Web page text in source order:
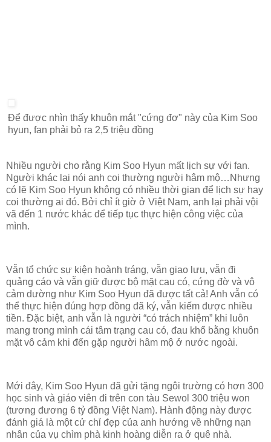
Để được nhìn thấy khuôn mắt "cứng đơ" này của Kim Soo
hyun, fan phải bỏ ra 2,5 triệu đồng
Nhiều người cho rằng Kim Soo Hyun mất lịch sự với fan.
Người khác lại nói anh coi thường người hâm mộ…Nhưng
có lẽ Kim Soo Hyun không có nhiều thời gian để lịch sự hay
coi thường ai đó. Bởi chỉ ít giờ ở Việt Nam, anh lại phải vội
vã đến 1 nước khác để tiếp tục thực hiện công việc của
mình.
Vẫn tổ chức sự kiện hoành tráng, vẫn giao lưu, vẫn đi
quảng cáo và vẫn giữ được bộ mặt cau có, cứng đờ và vô
cảm dường như Kim Soo Hyun đã được tất cả! Anh vẫn có
thể thực hiện đúng hợp đồng đã ký, vẫn kiếm được nhiều
tiền. Đặc biệt, anh vẫn là người “có trách nhiệm” khi luôn
mang trong mình cái tâm trạng cau có, đau khổ bằng khuôn
mặt vô cảm khi đến gặp người hâm mộ ở nước ngoài.
Mới đây, Kim Soo Hyun đã gửi tặng ngôi trường có hơn 300
học sinh và giáo viên đi trên con tàu Sewol 300 triệu won
(tương đương 6 tỷ đồng Việt Nam). Hành động này được
đánh giá là một cử chỉ đẹp của anh hướng về những nạn
nhân của vụ chìm phà kinh hoàng diễn ra ở quê nhà.